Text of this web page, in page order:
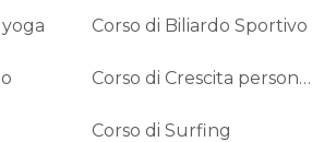
Corso di Biliardo Sportivo
Corso di Crescita personale
Corso di Surfing